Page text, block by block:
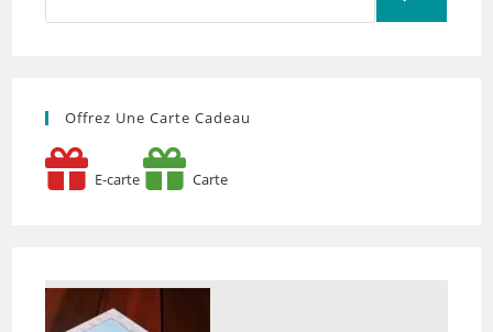
Offrez Une Carte Cadeau
E-carte Carte